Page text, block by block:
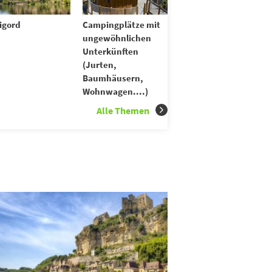
Campingplätze mit
ungewöhnlichen
Unterkünften
(Jurten,
Baumhäusern,
Wohnwagen....)
Alle Themen